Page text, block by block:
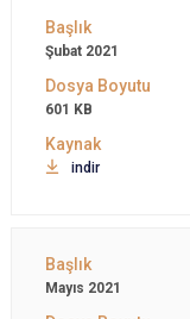
Şubat 2021
601 KB
indir
Mayıs 2021